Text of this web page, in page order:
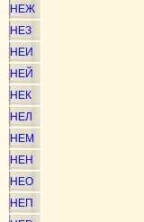
НЕЖ
НЕЗ
НЕИ
НЕЙ
НЕК
НЕЛ
НЕМ
НЕН
НЕО
НЕП